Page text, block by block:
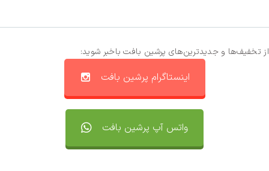
از تخفیف‌ها و جدیدترین‌های پرشین بافت باخبر شوید:
اینستاگرام پرشین بافت
واتس آپ پرشین بافت